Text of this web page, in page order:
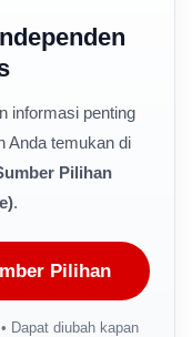
informasi penting
Anda temukan di
Pilihan
.
Pilihan
Dapat diubah kapan